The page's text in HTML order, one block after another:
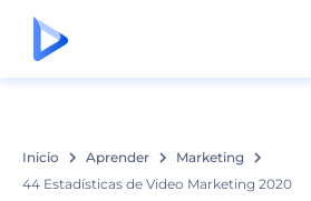
Inicio Aprender
Marketing
44 Estadísticas de Video Marketing 2020